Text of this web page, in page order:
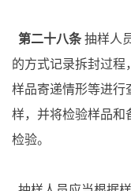
第二十八条 抽样人
的方式记录拆封过程
样品寄递情形等进行
样，并将检验样品和
检验。